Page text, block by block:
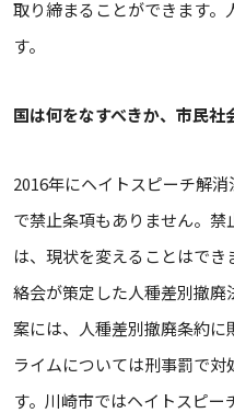
取り締まることができます。
す。
国は何をなすべきか、市民社
2016年にヘイトスピーチ解
で禁止条項もありません。
は、現状を変えることはで
絡会が策定した人種差別撤
案には、人種差別撤廃条約に
ライムについては刑事罰で
す。川崎市ではヘイトスピ